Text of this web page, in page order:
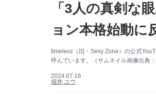
「3人の真剣な
ョン本格始動に
timelesz（旧・Sexy Zone）の公式
呼んでいます。（サムネイル画像出典
2024.07.16
堀井 ユウ